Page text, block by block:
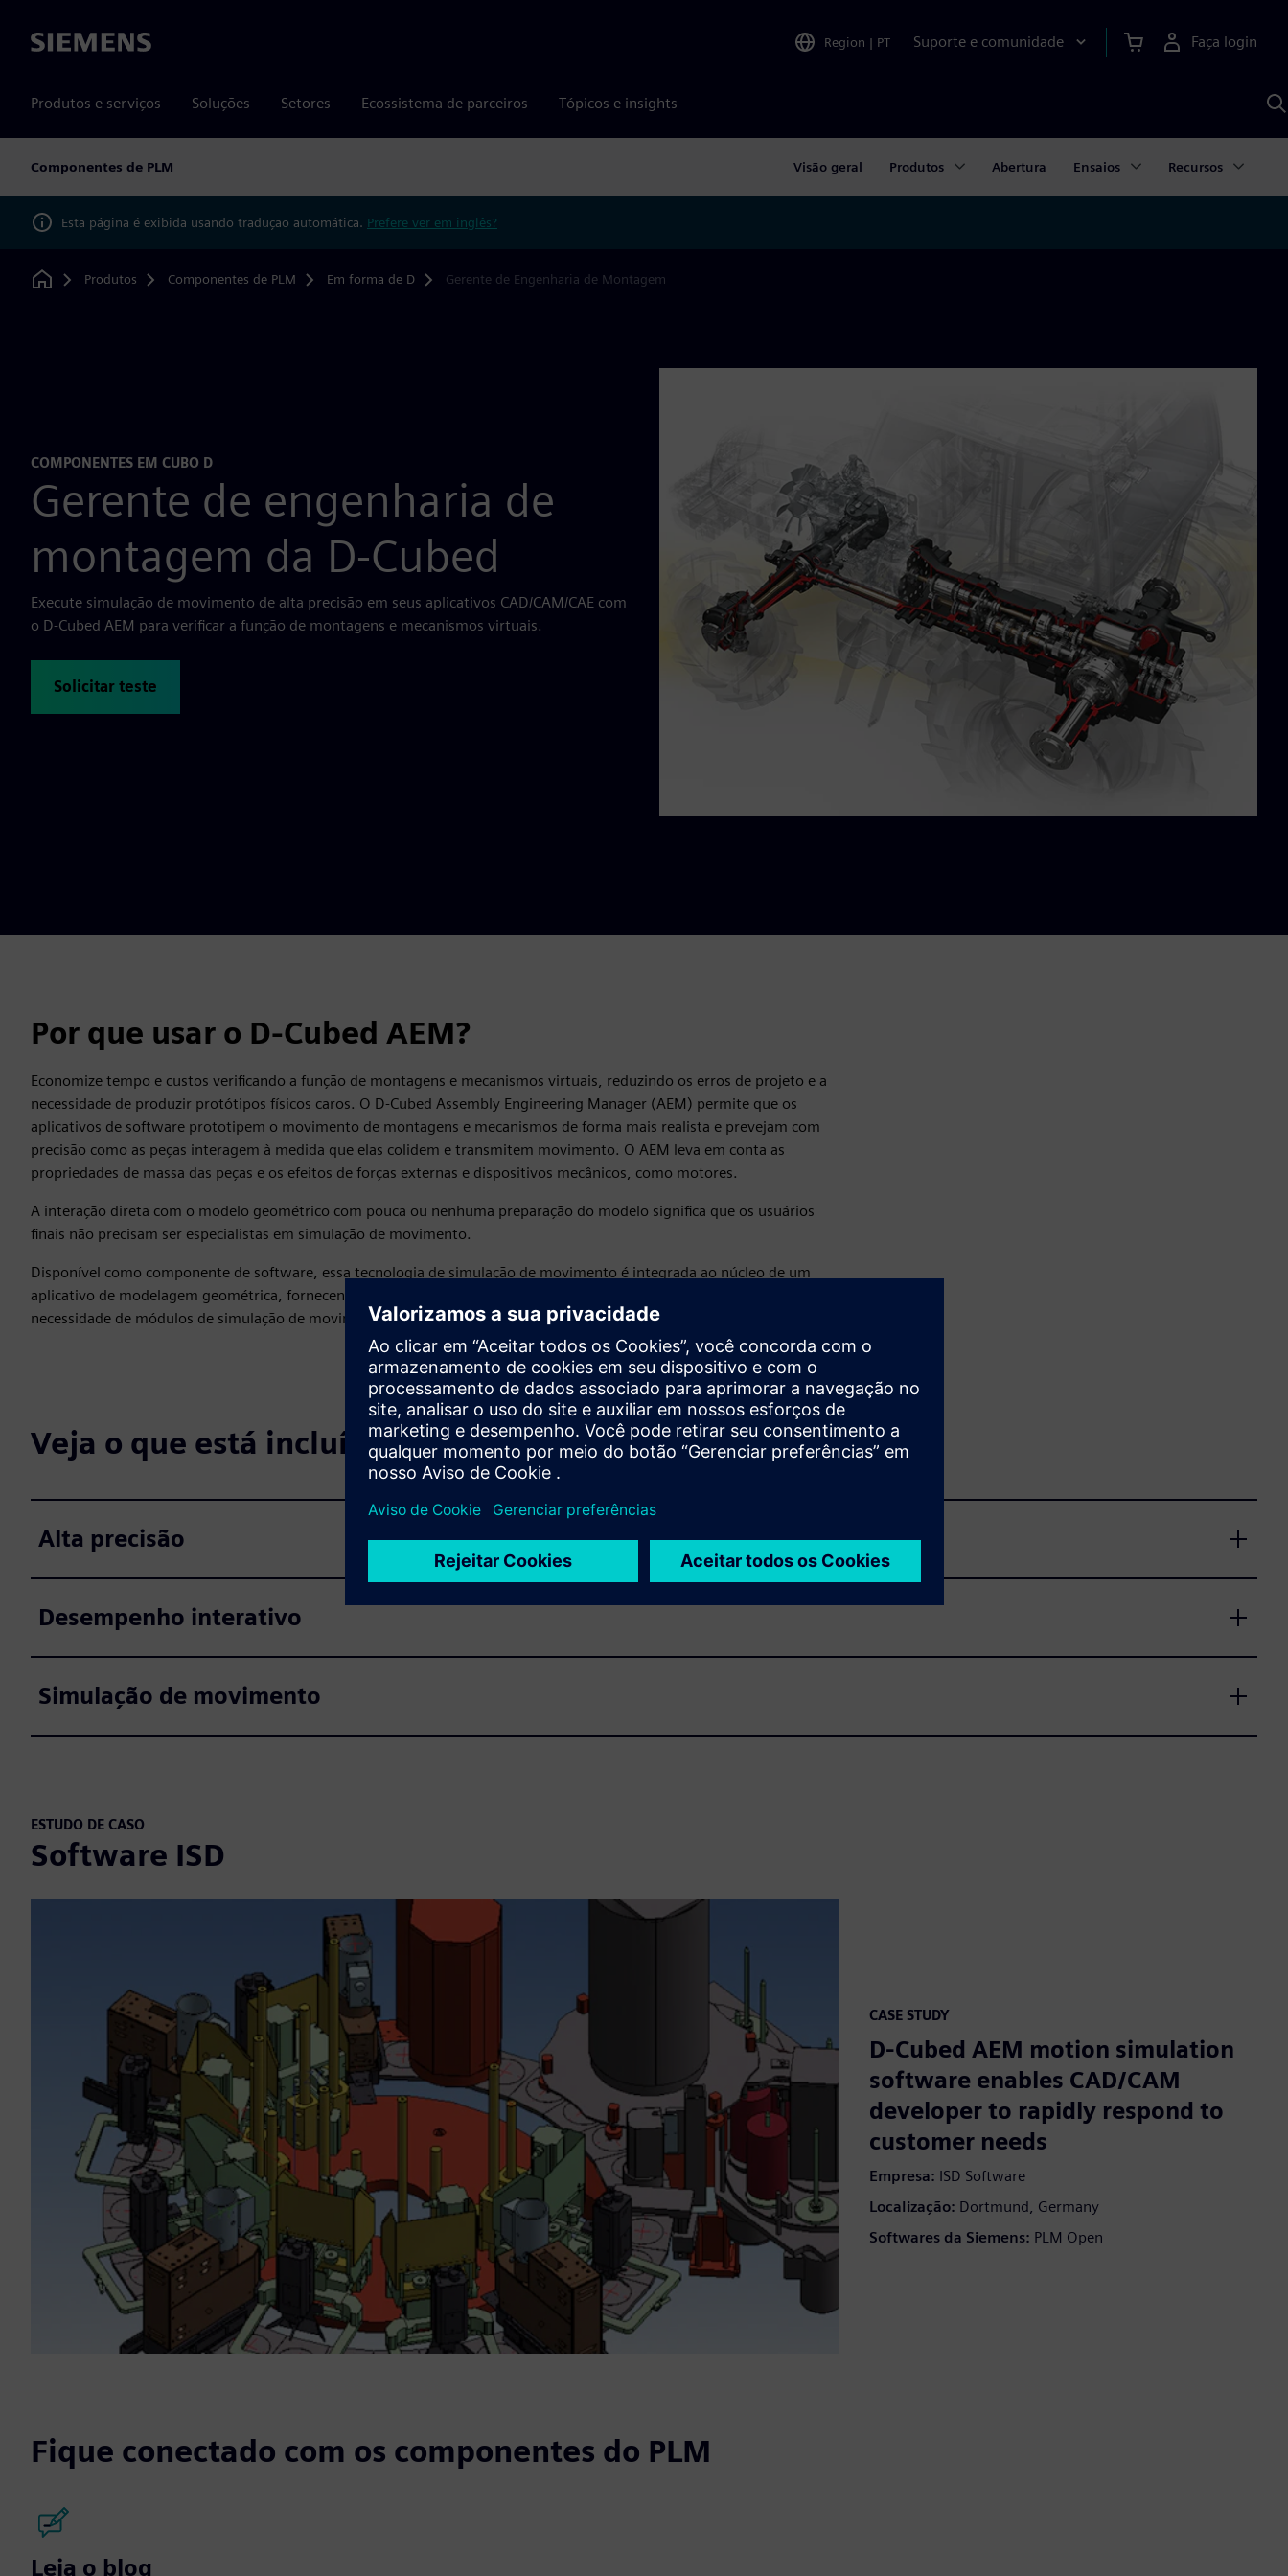
Siemens Region | PT Suporte e comunidade Faça login
Produtos e serviços Soluções Setores Ecossistema de parceiros Tópicos e insights
Componentes de PLM Visão geral Produtos Abertura Ensaios Recursos
Esta página é exibida usando tradução automática. Prefere ver em inglês?
Home
Produtos Componentes de PLM Em forma de D Gerente de Engenharia de Montagem
COMPONENTES EM CUBO D
Gerente de engenharia de
montagem da D-Cubed
Execute simulação de movimento de alta precisão em seus aplicativos CAD/CAM/CAE com
o D-Cubed AEM para verificar a função de montagens e mecanismos virtuais.
Solicitar teste
Por que usar o D-Cubed AEM?
Economize tempo e custos verificando a função de montagens e mecanismos virtuais, reduzindo os erros de projeto e a
necessidade de produzir protótipos físicos caros. O D-Cubed Assembly Engineering Manager (AEM) permite que os
aplicativos de software prototipem o movimento de montagens e mecanismos de forma mais realista e prevejam com
precisão como as peças interagem à medida que elas colidem e transmitem movimento. O AEM leva em conta as
propriedades de massa das peças e os efeitos de forças externas e dispositivos mecânicos, como motores.
A interação direta com o modelo geométrico com pouca ou nenhuma preparação do modelo significa que os usuários
finais não precisam ser especialistas em simulação de movimento.
Disponível como componente de software, essa tecnologia de simulação de movimento é integrada ao núcleo de um
aplicativo de modelagem geométrica, fornecendo aos usuários finais ferramentas de simulação de movimento sem a
necessidade de módulos de simulação de movimento caros, complexos e menos integrados.
Veja o que está incluído
Alta precisão
Desempenho interativo
Simulação de movimento
ESTUDO DE CASO
Software ISD
CASE STUDY
D-Cubed AEM motion simulation
software enables CAD/CAM
developer to rapidly respond to
customer needs
Empresa: ISD Software
Localização: Dortmund, Germany
Softwares da Siemens: PLM Open
Fique conectado com os componentes do PLM
Leia o blog